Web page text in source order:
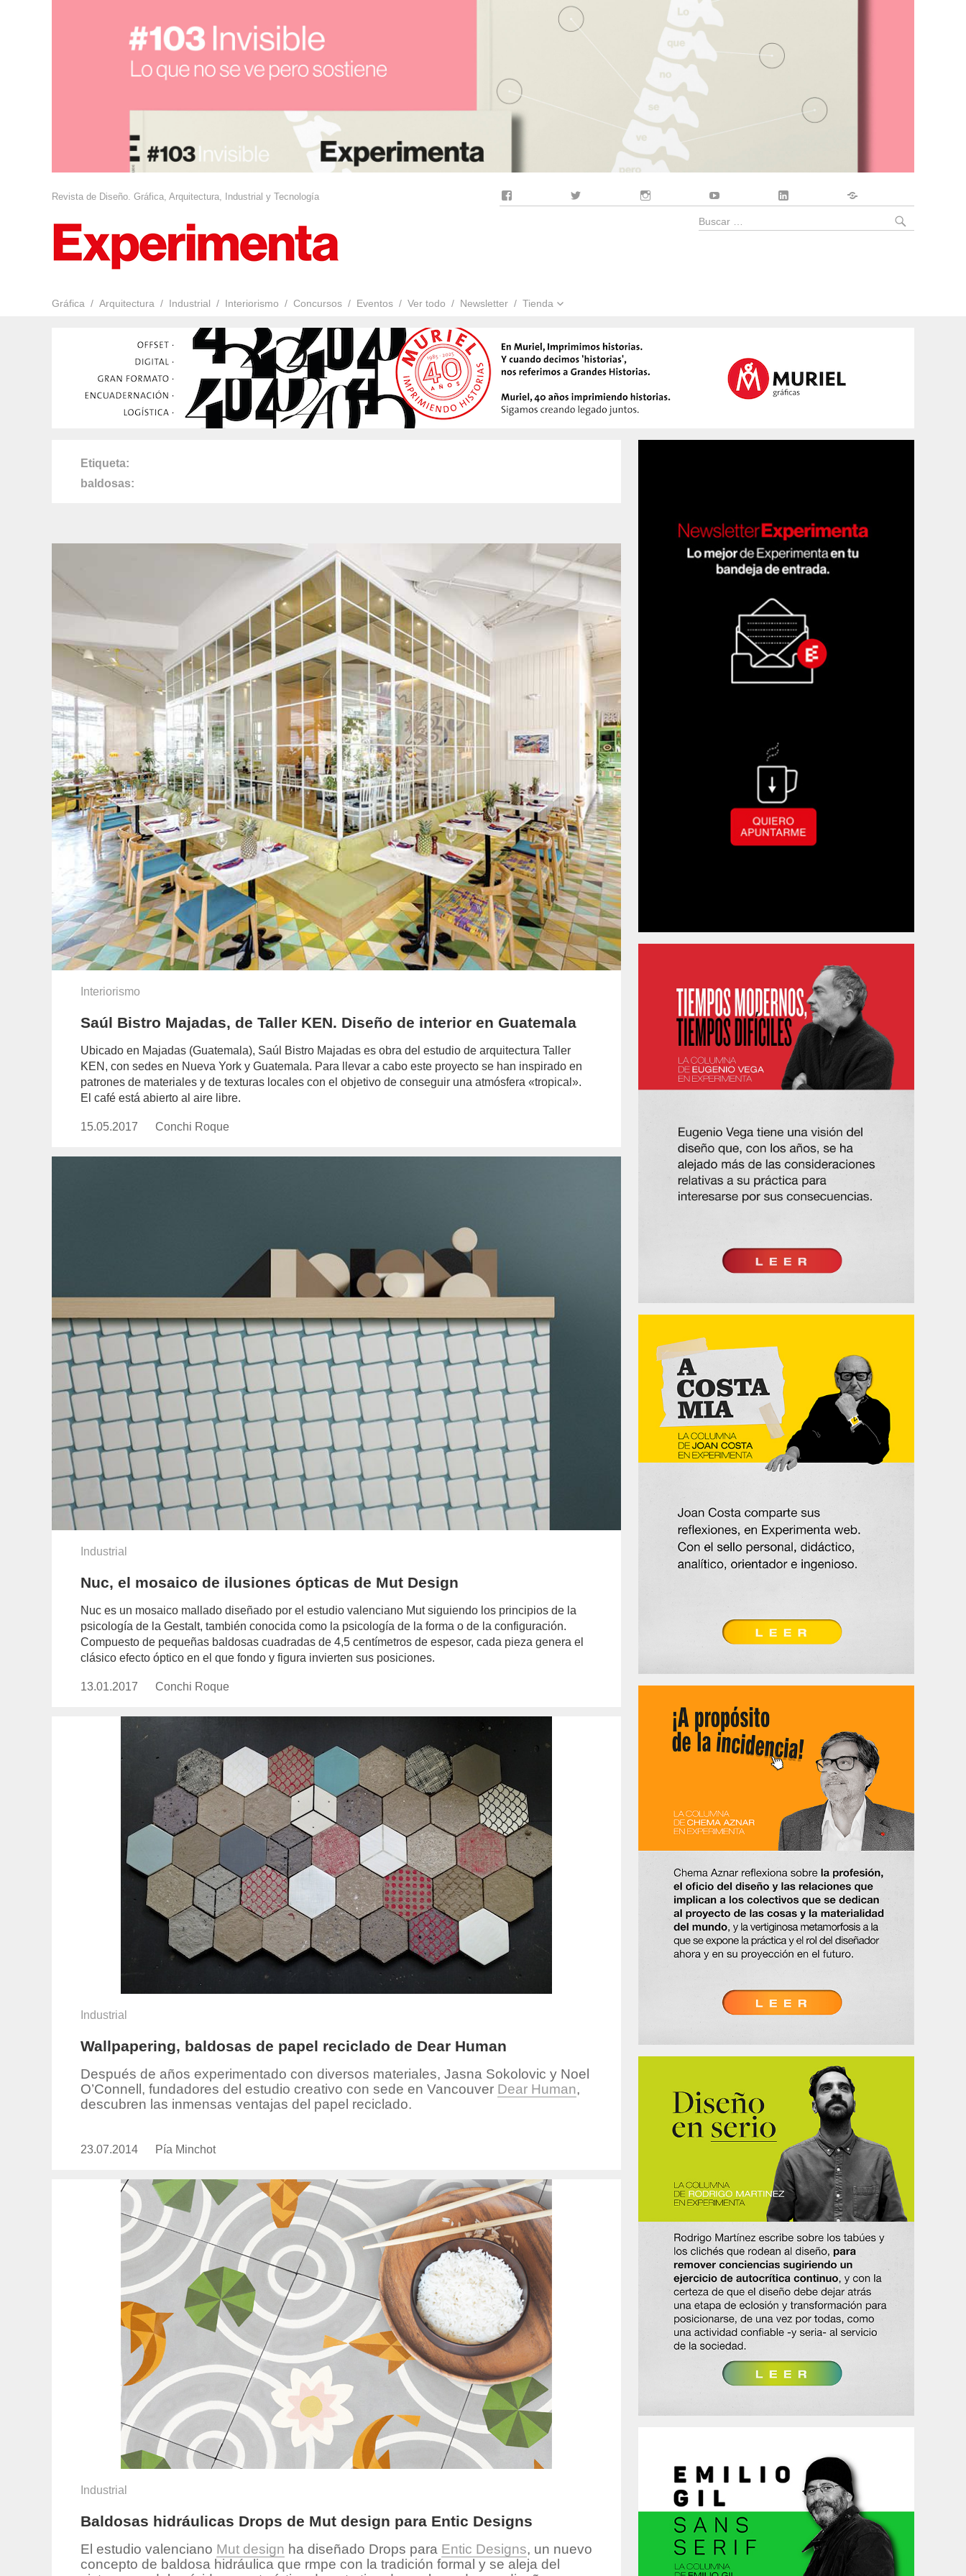
Revista de Diseño. Gráfica, Arquitectura, Industrial y Tecnología
Gráfica Arquitectura Industrial Interiorismo Concursos Eventos Ver todo Newsletter Tienda
Buscar
Etiqueta
baldosas
Interiorismo
Saúl Bistro Majadas, de Taller KEN. Diseño de interior en Guatemala
Ubicado en Majadas (Guatemala), Saúl Bistro Majadas es obra del estudio de arquitectura Taller
KEN, con sedes en Nueva York y Guatemala. Para llevar a cabo este proyecto se han inspirado en
patrones de materiales y de texturas locales con el objetivo de conseguir una atmósfera «tropical».
El café está abierto al aire libre.
Publicado
15.05.2017
https://www.experimenta.es/author/conchi-
Conchi Roque
Industrial
Nuc, el mosaico de ilusiones ópticas de Mut Design
Nuc es un mosaico mallado diseñado por el estudio valenciano Mut siguiendo los principios de la
psicología de la Gestalt, también conocida como la psicología de la forma o de la configuración.
Compuesto de pequeñas baldosas cuadradas de 4,5 centímetros de espesor, cada pieza genera el
clásico efecto óptico en el que fondo y figura invierten sus posiciones.
Publicado
13.01.2017
https://www.experimenta.es/author/conchi-
Conchi Roque
Industrial
Wallpapering, baldosas de papel reciclado de Dear Human
Después de años experimentado con diversos materiales, Jasna Sokolovic y Noel
O’Connell, fundadores del estudio creativo con sede en Vancouver Dear Human,
descubren las inmensas ventajas del papel reciclado.
Publicado
23.07.2014 https://www.experimenta.es/author/pia/
Pía Minchot
Industrial
Baldosas hidráulicas Drops de Mut design para Entic Designs
El estudio valenciano Mut design ha diseñado Drops para Entic Designs, un nuevo
concepto de baldosa hidráulica que rmpe con la tradición formal y se aleja del